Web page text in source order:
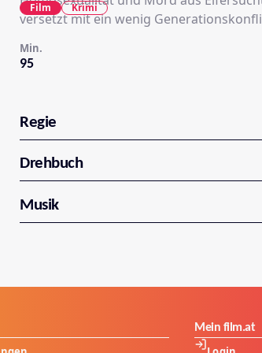
versetzt mit ein wenig
95
Min.
Film Krimi
Regie
Drehbuch
Musik
Mein film.at